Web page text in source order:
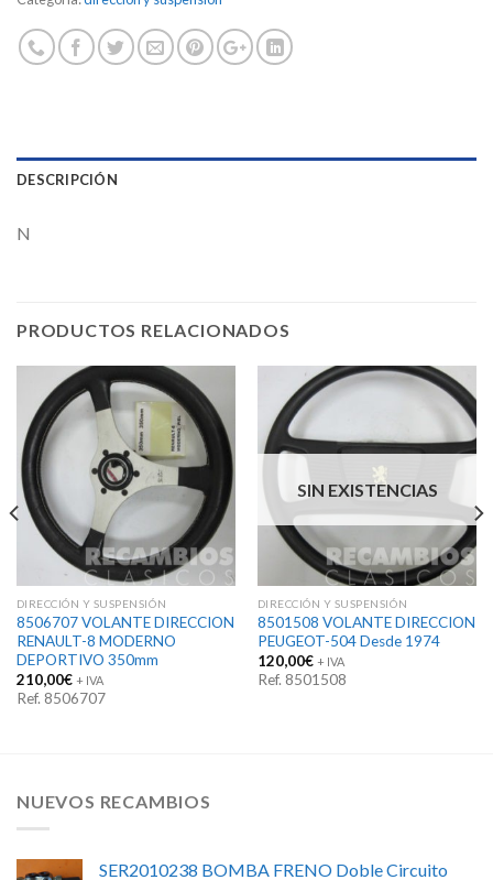
DESCRIPCIÓN
N
PRODUCTOS RELACIONADOS
DIRECCIÓN Y SUSPENSIÓN
8506707 VOLANTE DIRECCION
RENAULT-8 MODERNO
DEPORTIVO 350mm
210,00€ + IVA
Ref. 8506707
SIN EXISTENCIAS
DIRECCIÓN Y SUSPENSIÓN
8501508 VOLANTE DIRECCION
PEUGEOT-504 Desde 1974
120,00€ + IVA
Ref. 8501508
NUEVOS RECAMBIOS
SER2010238 BOMBA FRENO Doble Circuito